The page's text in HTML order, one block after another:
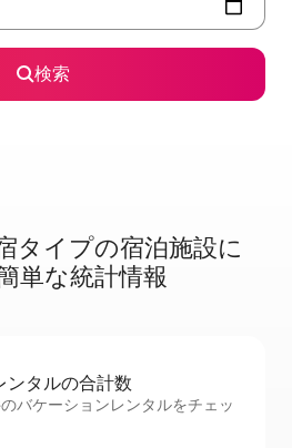
検索
タ⁠イ⁠プ⁠の宿⁠泊⁠施⁠設⁠に
単⁠な統⁠計⁠情⁠報
ン⁠タ⁠ル⁠の合⁠計⁠数
バケーションレンタルをチェッ